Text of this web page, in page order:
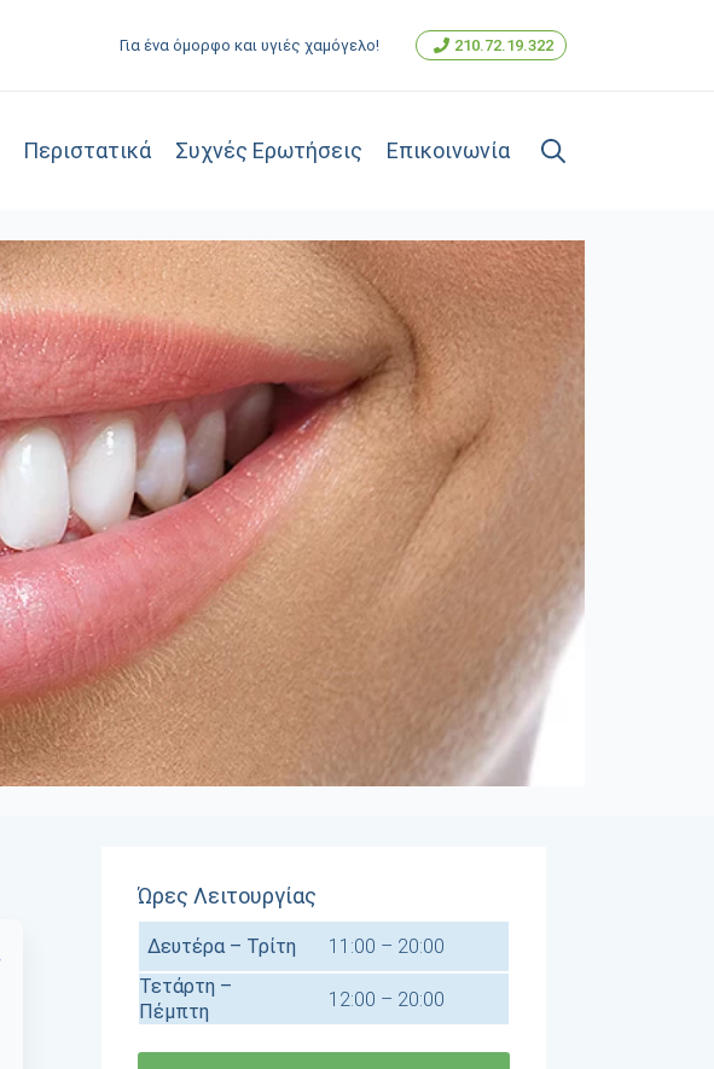
Για ένα όμορφο και υγιές χαμόγελο! 210.72.19.322
Περιστατικά Συχνές Ερωτήσεις Επικοινωνία
Ώρες Λειτουργίας
Δευτέρα – Τρίτη
11:00 – 20:00
Τετάρτη –
Πέμπτη
12:00 – 20:00